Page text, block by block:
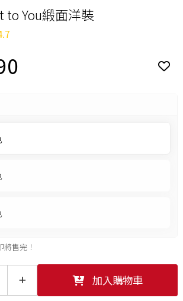
to You緞面洋裝
售完！
加入購物車